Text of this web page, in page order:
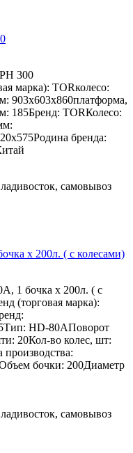
300
марка): TORколесо:
903х603х860платформа,
185Бренд: TORКолесо:
бренда:
самовывоз
х 200л. ( с колесами)
1 бочка х 200л. ( с
(торговая марка):
HD-80AПоворот
20Кол-во колес, шт:
производства:
бочки: 200Диаметр
самовывоз